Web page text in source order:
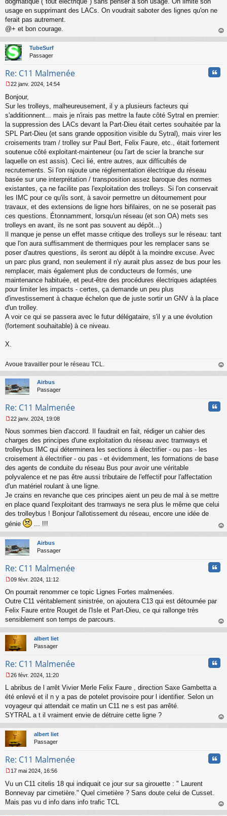
usage en supprimant des LACs. On voudrait saboter des lignes qu'on ne
ferait pas autrement.
@+ et bon courage.
au
TubeSurf
Passager
Re: C11 Malmenée
e
s
s
g
e
n
o
n
u
22 janv. 2024, 14:54
Bonjour,
Sur les trolleys, malheureusement, il y a plusieurs facteurs qui
s'additionnent... mais je n'irais pas mettre la faute côté Sytral en premier:
la suppression des LACs devant la Part-Dieu était certes souhaitée par la
SPL Part-Dieu (et sans grande opposition visible du Sytral), mais virer les
croisements tram / trolley sur Paul Bert, Felix Faure, etc., était fortement
soutenue côté exploitant-mainteneur (ou l'art de scier la branche sur
laquelle on est assis). Ceci lié, entre autres, aux difficultés de
recrutements. Si l'on rajoute une réglementation électrique du réseau
basée sur une interprétation / transposition assez baroque des normes
existantes, ça ne facilite pas l'exploitation des trolleys. Si l'on conservait
les IMC pour ce qu'ils sont, à savoir permettre un détournement pour
travaux, et des extensions de ligne hors bifilaires, on ne se poserait pas
ces questions. Étonnamment, lorsqu'un réseau (et son OA) mets ses
trolleys en avant, ils ne sont pas souvent au dépôt...)
Il manque je pense un effet masse critique des trolleys sur le réseau: tant
que l'on aura suffisamment de thermiques pour les remplacer sans se
poser d'autres questions, ils seront au dépôt à la moindre excuse. Avec
un parc plus grand, non seulement il n'y aurait plus assez de bus pour les
remplacer, mais également plus de conducteurs de formés, une
maintenance habituée, et peut-être des procédures électriques adaptées
pour limiter les impacts - certes, ça demande un peu plus
d'investissement à chaque échelon que de juste sortir un GNV à la place
d'un trolley.
A voir ce qui se passera avec le futur délégataire, s'il y a une évolution
(fortement souhaitable) à ce niveau.
X.
Avoue travailler pour le réseau TCL.
au
Airbus
Passager
Re: C11 Malmenée
e
s
s
g
e
n
o
n
u
22 janv. 2024, 19:08
Nous sommes bien d'accord. Il faudrait en fait, rédiger un cahier des
charges des principes d'une exploitation du réseau avec tramways et
trolleybus IMC qui déterminera les sections à électrifier - ou pas - les
croisement à électrifier - ou pas - et évidemment, les formations de base
des agents de conduite du réseau Bus pour avoir une véritable
polyvalence et ne pas être aussi tributaire de l'effectif pour l'affectation
d'un matériel roulant à une ligne.
Je crains en revanche que ces principes aient un peu de mal à se mettre
en place quand l'exploitant des tramways ne sera plus le même que celui
des trolleybus ! Bonjour l'allotissement du réseau, encore une idée de
génie
... !!!
au
Airbus
Passager
Re: C11 Malmenée
e
s
s
g
n
o
l
u
09 févr. 2024, 11:12
On pourrait renommer ce topic Lignes Fortes malmenées.
Outre C11 véritablement sinistrée, on ajoutera C13 qui est détournée par
Felix Faure entre Rouget de l'Isle et Part-Dieu, ce qui rallonge très
sensiblement son temps de parcours.
au
albert liet
Passager
Re: C11 Malmenée
e
s
s
a
g
n
o
l
u
26 févr. 2024, 11:20
L abribus de l arrêt Vivier Merle Felix Faure , direction Saxe Gambetta a
été enlevé et il n y a pas de potelet provisoire pour l identifier. Selon un
voyageur qui attendait ce matin un C11 ne s est pas arrêté.
SYTRAL a t il vraiment envie de détruire cette ligne ?
au
albert liet
Passager
Re: C11 Malmenée
e
s
g
17 mai 2024, 16:56
Vu un C11 citelis 18 qui indiquait ce jour sur sa girouette : " Laurent
Bonnevay par cimetière." Quel cimetière ? Sans doute celui de Cusset.
Mais pas vu d info dans info trafic TCL
au